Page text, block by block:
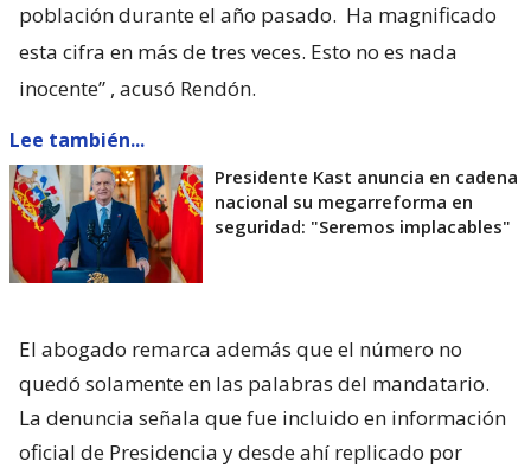
población durante el año pasado. Ha magnificado
esta cifra en más de tres veces. Esto no es nada
inocente” , acusó Rendón.
Lee también...
Presidente Kast anuncia en cadena
nacional su megarreforma en
seguridad: "Seremos implacables"
El abogado remarca además que el número no
quedó solamente en las palabras del mandatario.
La denuncia señala que fue incluido en información
oficial de Presidencia y desde ahí replicado por